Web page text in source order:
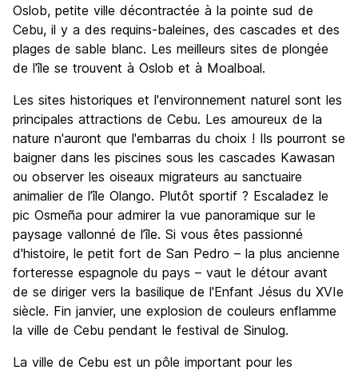
Oslob, petite ville décontractée à la pointe sud de
Cebu, il y a des requins-baleines, des cascades et des
plages de sable blanc. Les meilleurs sites de plongée
de l'île se trouvent à Oslob et à Moalboal.
Les sites historiques et l'environnement naturel sont les
principales attractions de Cebu. Les amoureux de la
nature n'auront que l'embarras du choix ! Ils pourront se
baigner dans les piscines sous les cascades Kawasan
ou observer les oiseaux migrateurs au sanctuaire
animalier de l’île Olango. Plutôt sportif ? Escaladez le
pic Osmeña pour admirer la vue panoramique sur le
paysage vallonné de l’île. Si vous êtes passionné
d'histoire, le petit fort de San Pedro – la plus ancienne
forteresse espagnole du pays – vaut le détour avant
de se diriger vers la basilique de l'Enfant Jésus du XVIe
siècle. Fin janvier, une explosion de couleurs enflamme
la ville de Cebu pendant le festival de Sinulog.
La ville de Cebu est un pôle important pour les